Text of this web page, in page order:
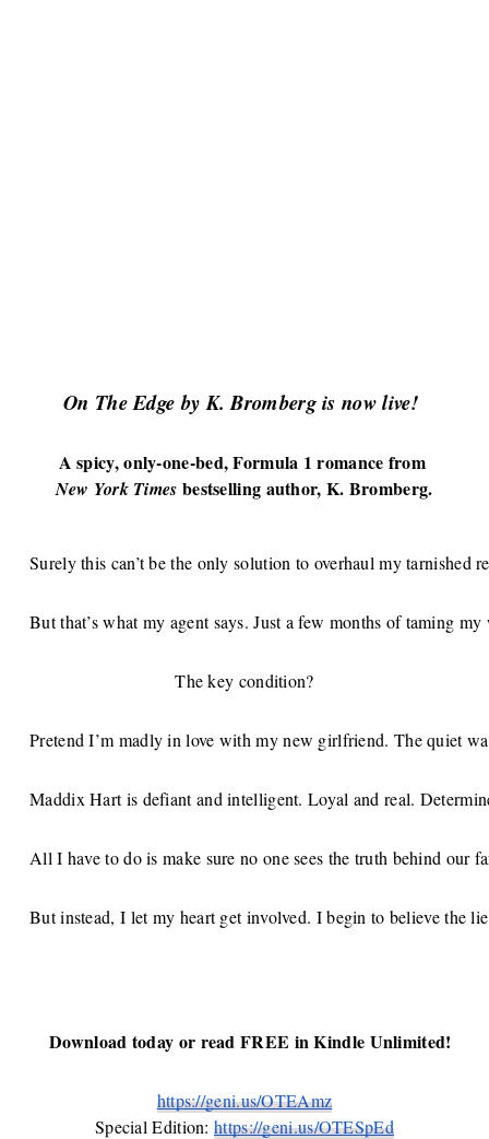
On The Edge by K. Bromberg is now live!
A spicy, only-one-bed, Formula 1 romance from
New York Times bestselling author, K. Bromberg.
Surely this can’t be the only solution to overhaul my
But that’s what my agent says. Just a few months of taming
The key condition?
Pretend I’m madly in love with my new girlfriend. The quiet
Maddix Hart is defiant and intelligent. Loyal and real.
All I have to do is make sure no one sees the truth behind our
But instead, I let my heart get involved. I begin to believe the
Download today or read FREE in Kindle Unlimited!
https://geni.us/OTEAmz
Special Edition: https://geni.us/OTESpEd